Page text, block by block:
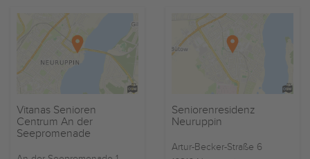
Vitanas Senioren
Centrum An der
Seepromenade
Seniorenresidenz
Neuruppin
Artur-Becker-Straße 6